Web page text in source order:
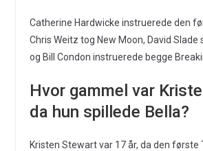
Catherine Hardwicke instruerede den
Chris Weitz tog New Moon, David Slade
og Bill Condon instruerede begge
Hvor gammel var
da hun spillede Bella?
Kristen Stewart var 17 år, da den